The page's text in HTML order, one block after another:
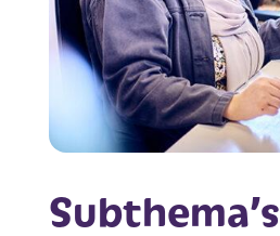
Subthema’s